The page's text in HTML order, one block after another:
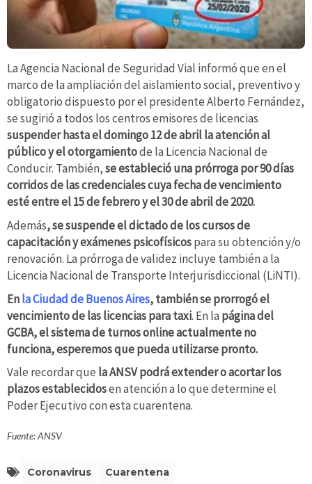
La Agencia Nacional de Seguridad Vial informó que en el
marco de la ampliación del aislamiento social, preventivo y
obligatorio dispuesto por el presidente Alberto Fernández,
se sugirió a todos los centros emisores de licencias
suspender hasta el domingo 12 de abril la atención al
público y el otorgamientode la Licencia Nacional de
Conducir. También,se estableció una prórroga por 90 días
corridos de las credenciales cuya fecha de vencimiento
esté entre el 15 de febrero y el 30 de abril de 2020.
Además, se suspende el dictado de los cursos de
capacitación y exámenes psicofísicospara su obtención y/o
renovación. La prórroga de validez incluye también a la
Licencia Nacional de Transporte Interjurisdiccional (LiNTI).
Enla Ciudad de Buenos Aires, también se prorrogó el
vencimiento de las licencias para taxi. En la página del
GCBA, el sistema de turnos online actualmente no
funciona, esperemos que pueda utilizarse pronto.
Vale recordar que la ANSV podrá extender o acortar los
plazos establecidosen atención a lo que determine el
Poder Ejecutivo con esta cuarentena.
Fuente: ANSV
Coronavirus Cuarentena